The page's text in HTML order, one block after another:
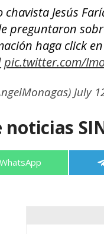
Jesús
preguntaron
haga click
pic.twitter.com/
July
Compartir
WhatsApp